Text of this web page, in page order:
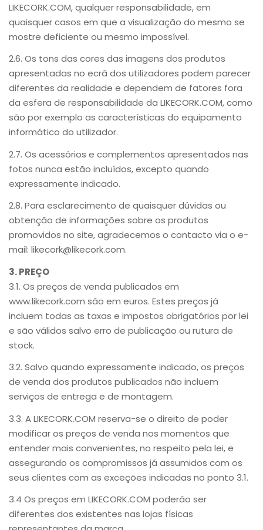
LIKECORK.COM, qualquer responsabilidade, em
quaisquer casos em que a visualização do mesmo se
mostre deficiente ou mesmo impossível.
2.6. Os tons das cores das imagens dos produtos
apresentadas no ecrã dos utilizadores podem parecer
diferentes da realidade e dependem de fatores fora
da esfera de responsabilidade da LIKECORK.COM, como
são por exemplo as características do equipamento
informático do utilizador.
2.7. Os acessórios e complementos apresentados nas
fotos nunca estão incluídos, excepto quando
expressamente indicado.
2.8. Para esclarecimento de quaisquer dúvidas ou
obtenção de informações sobre os produtos
promovidos no site, agradecemos o contacto via o e-
mail: likecork@likecork.com.
3. PREÇO
3.1. Os preços de venda publicados em
www.likecork.com são em euros. Estes preços já
incluem todas as taxas e impostos obrigatórios por lei
e são válidos salvo erro de publicação ou rutura de
stock.
3.2. Salvo quando expressamente indicado, os preços
de venda dos produtos publicados não incluem
serviços de entrega e de montagem.
3.3. A LIKECORK.COM reserva-se o direito de poder
modificar os preços de venda nos momentos que
entender mais convenientes, no respeito pela lei, e
assegurando os compromissos já assumidos com os
seus clientes com as exceções indicadas no ponto 3.1.
3.4 Os preços em LIKECORK.COM poderão ser
diferentes dos existentes nas lojas físicas